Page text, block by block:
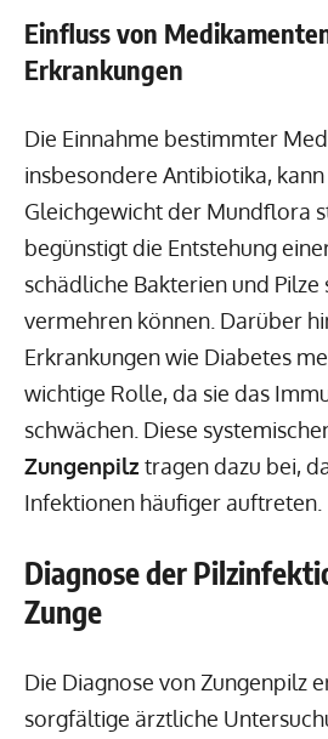
Einfluss von
Erkrankungen
Die Einnahme bestimmter
insbesondere Antibiotika,
Gleichgewicht der Mundflora
begünstigt die Entstehung
schädliche Bakterien und
vermehren können. Darüber
Erkrankungen wie Diabetes
wichtige Rolle, da sie das
schwächen. Diese
Zungenpilz tragen dazu bei,
Infektionen häufiger auftreten.
Diagnose der
Zunge
Die Diagnose von Zungenpilz
sorgfältige ärztliche